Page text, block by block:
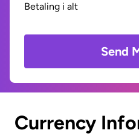
Betaling i alt
Send
Currency